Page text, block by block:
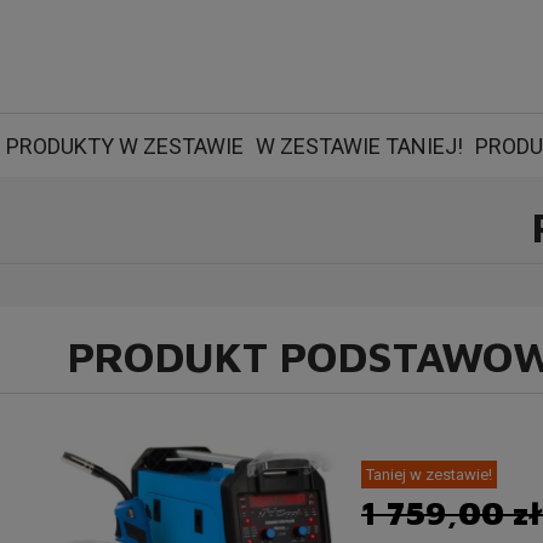
PRODUKTY W ZESTAWIE W ZESTAWIE TANIEJ!
PRODUKT
Taniej w zestawie!
1 759,00 zł